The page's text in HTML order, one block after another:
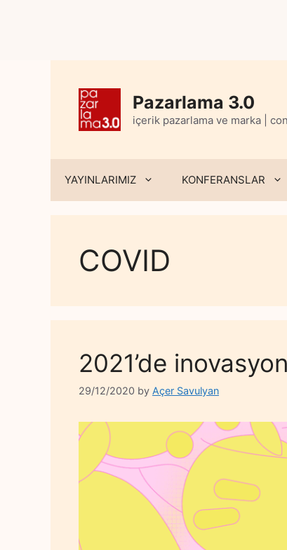
Pazarlama 3.0
içerik pazarlama ve marka |
YAYINLARIMIZ KONFERANSLAR
COVID
2021’de
29/12/2020 by Açer Savulyan